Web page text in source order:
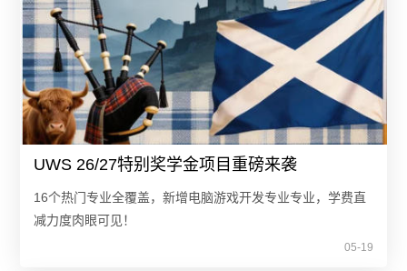
UWS 26/27特别奖学金项目重磅来袭
16个热门专业全覆盖，新增电脑游戏开发专业专业，学费直
减力度肉眼可见！
05-19